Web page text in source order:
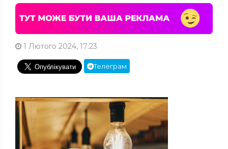
1 Лютого 2024, 17:23
Телеграм